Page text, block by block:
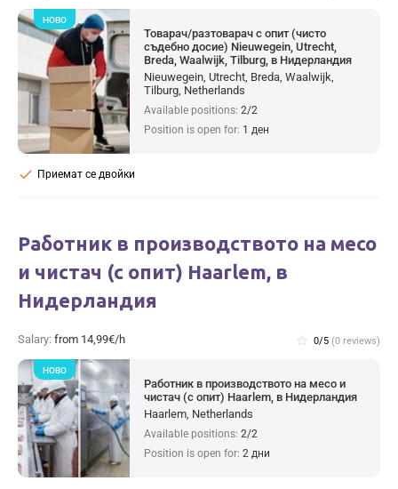
Товарач/разтоварач с опит (чисто
съдебно досие) Nieuwegein, Utrecht,
Breda, Waalwijk, Tilburg, в Нидерландия
Nieuwegein, Utrecht, Breda, Waalwijk,
Tilburg, Netherlands
Available positions: 2/2
Position is open for: 1 ден
Приемат се двойки
check
НОВО
Работник в производството на месо
и чистач (с опит) Haarlem, в
Нидерландия
Salary: from 14,99€/h star_border 0/5 (0 reviews)
Работник в производството на месо и
чистач (с опит) Haarlem, в Нидерландия
Haarlem, Netherlands
Available positions: 2/2
Position is open for: 2 дни
НОВО